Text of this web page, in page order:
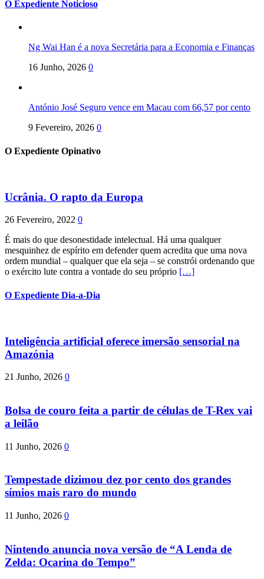
O Expediente Noticioso
Ng Wai Han é a nova Secretária para a Economia e Finanças
16 Junho, 2026 0
António José Seguro vence em Macau com 66,57 por cento
9 Fevereiro, 2026 0
O Expediente Opinativo
Ucrânia. O rapto da Europa
26 Fevereiro, 2022 0
É mais do que desonestidade intelectual. Há uma qualquer
mesquinhez de espírito em defender quem acredita que uma nova
ordem mundial – qualquer que ela seja – se constrói ordenando que
o exército lute contra a vontade do seu próprio […]
O Expediente Dia-a-Dia
Inteligência artificial oferece imersão sensorial na
Amazónia
21 Junho, 2026 0
Bolsa de couro feita a partir de células de T-Rex vai
a leilão
11 Junho, 2026 0
Tempestade dizimou dez por cento dos grandes
símios mais raro do mundo
11 Junho, 2026 0
Nintendo anuncia nova versão de “A Lenda de
Zelda: Ocarina do Tempo”